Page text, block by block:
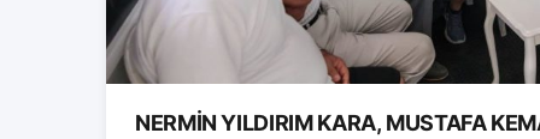
NERMİN YILDIRIM KARA, MUSTAFA